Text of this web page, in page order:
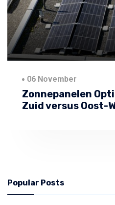
06 November
Zonnepanelen
Zuid versus Oost-
Popular Posts